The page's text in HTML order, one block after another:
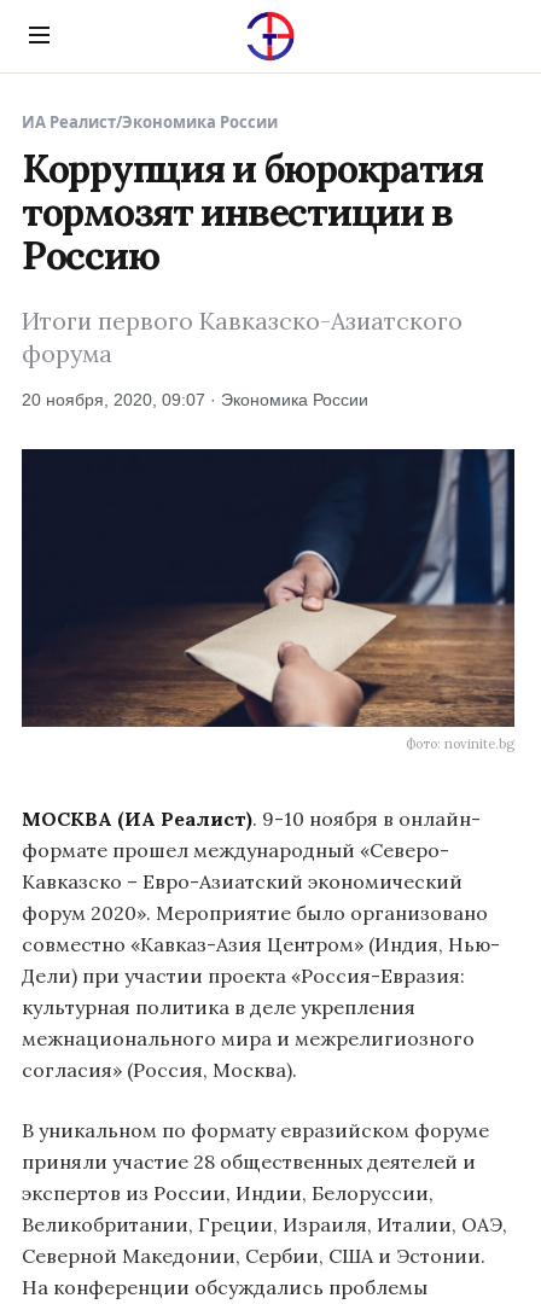
Menu
ИА Реалист/Экономика России
Коррупция и бюрократия
тормозят инвестиции в
Россию
Итоги первого Кавказско-Азиатского
форума
20 ноября, 2020, 09:07 · Экономика России
Фото: novinite.bg
МОСКВА (ИА Реалист). 9-10 ноября в онлайн-
формате прошел международный «Северо-
Кавказско – Евро-Азиатский экономический
форум 2020». Мероприятие было организовано
совместно «Кавказ-Азия Центром» (Индия, Нью-
Дели) при участии проекта «Россия-Евразия:
культурная политика в деле укрепления
межнационального мира и межрелигиозного
согласия» (Россия, Москва).
В уникальном по формату евразийском форуме
приняли участие 28 общественных деятелей и
экспертов из России, Индии, Белоруссии,
Великобритании, Греции, Израиля, Италии, ОАЭ,
Северной Македонии, Сербии, США и Эстонии.
На конференции обсуждались проблемы